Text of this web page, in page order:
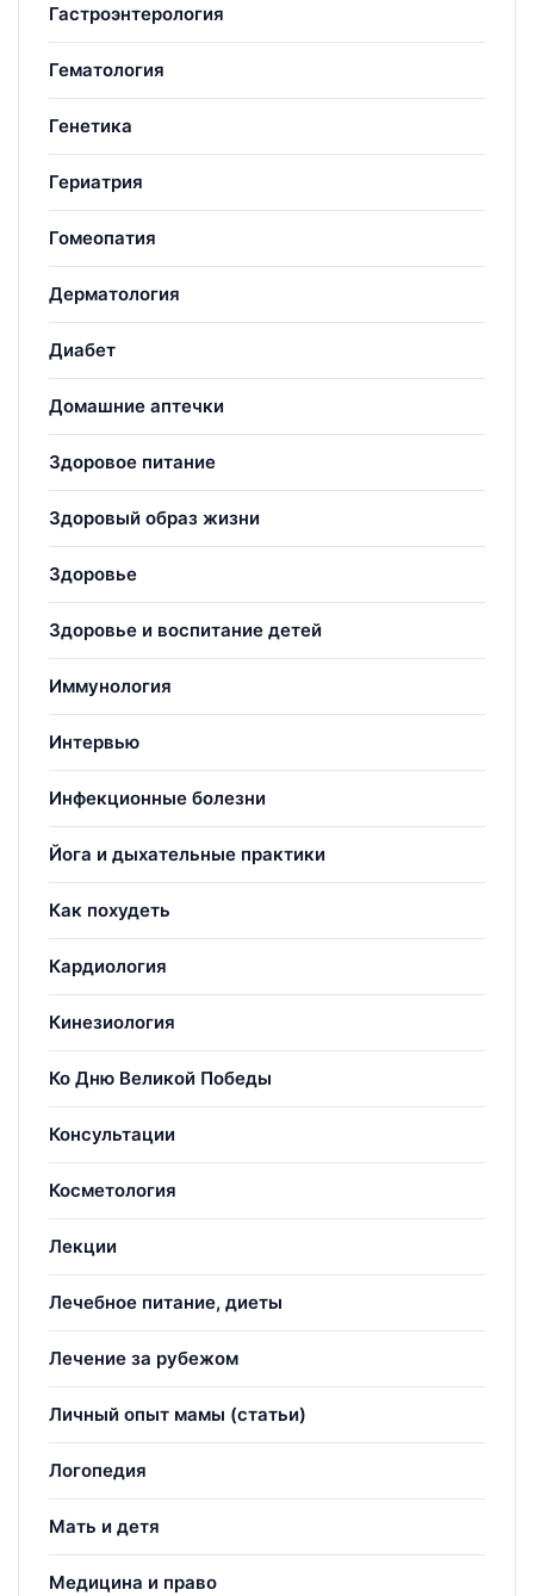
Гастроэнтерология
Гематология
Генетика
Гериатрия
Гомеопатия
Дерматология
Диабет
Домашние аптечки
Здоровое питание
Здоровый образ жизни
Здоровье
Здоровье и воспитание детей
Иммунология
Интервью
Инфекционные болезни
Йога и дыхательные практики
Как похудеть
Кардиология
Кинезиология
Ко Дню Великой Победы
Консультации
Косметология
Лекции
Лечебное питание, диеты
Лечение за рубежом
Личный опыт мамы (статьи)
Логопедия
Мать и детя
Медицина и право